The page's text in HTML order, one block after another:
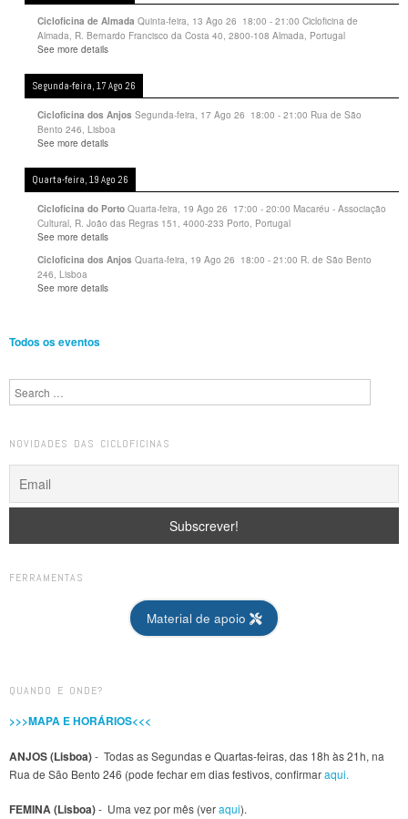
Cicloficina de Almada Quinta-feira, 13 Ago 26 18:00 - 21:00 Cicloficina de
Almada, R. Bernardo Francisco da Costa 40, 2800-108 Almada, Portugal
See more details
Segunda-feira, 17 Ago 26
Cicloficina dos Anjos Segunda-feira, 17 Ago 26 18:00 - 21:00 Rua de São
Bento 246, Lisboa
See more details
Quarta-feira, 19 Ago 26
Cicloficina do Porto Quarta-feira, 19 Ago 26 17:00 - 20:00 Macaréu - Associação
Cultural, R. João das Regras 151, 4000-233 Porto, Portugal
See more details
Cicloficina dos Anjos Quarta-feira, 19 Ago 26 18:00 - 21:00 R. de São Bento
246, Lisboa
See more details
Todos os eventos
Search
NOVIDADES DAS CICLOFICINAS
FERRAMENTAS
Material de apoio
QUANDO E ONDE?
>>>MAPA E HORÁRIOS<<<
ANJOS (Lisboa)- Todas as Segundas e Quartas-feiras, das 18h às 21h, na
Rua de São Bento 246 (pode fechar em dias festivos, confirmaraqui.
FEMINA (Lisboa)- Uma vez por mês (veraqui).